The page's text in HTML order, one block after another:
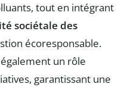
tout en intégrant
sociétale des
écoresponsable.
un rôle
garantissant une